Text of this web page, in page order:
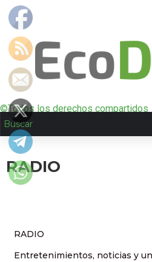
©Todos los derechos compartidos
RADIO
RADIO
Entretenimientos, noticias y